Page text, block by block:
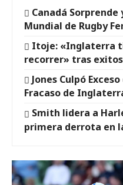
Canadá Sorprende
Mundial de Rugby
Itoje: «Inglaterra
recorrer» tras
Jones Culpó
Fracaso de
Smith lidera a
primera derrota en